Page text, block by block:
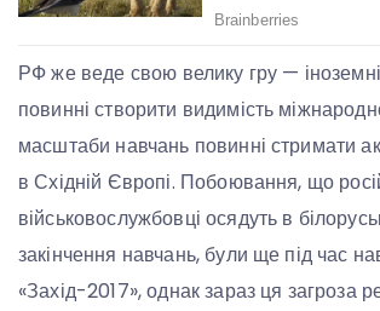
РФ же веде свою велику гру —
повинні створити видимість
масштаби навчань повинні стримати
в Східній Європі. Побоювання, що
військовослужбовці осядуть в
закінчення навчань, були ще під час
«Захід-2017», однак зараз ця загроза